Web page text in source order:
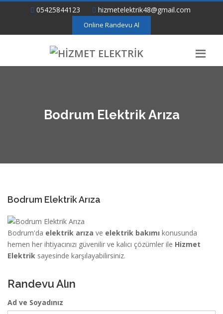
05425844123 hizmetelektrik48@gmail.com
Online Randevu Al
Bodrum Elektrik Arıza
Bodrum Elektrik Arıza
Bodrum'da elektrik arıza ve elektrik bakımı konusunda
hemen her ihtiyacınızı güvenilir ve kalıcı çözümler ile Hizmet
Elektrik sayesinde karşılayabilirsiniz.
Randevu Alın
Ad ve Soyadınız